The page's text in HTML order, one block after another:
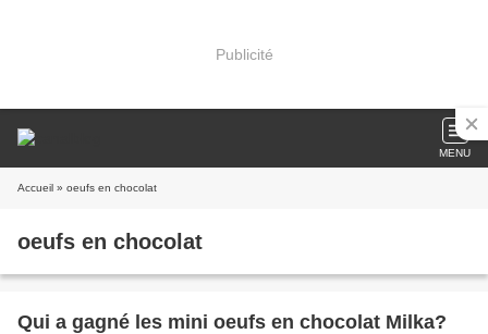
Publicité
MENU
Accueil » oeufs en chocolat
oeufs en chocolat
Qui a gagné les mini oeufs en chocolat Milka?